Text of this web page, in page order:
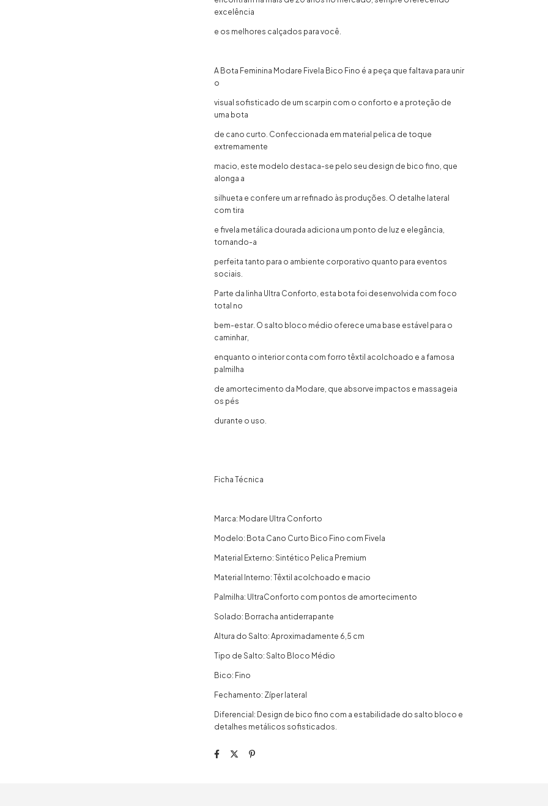
excelência
e os melhores calçados para você.
A Bota Feminina Modare Fivela Bico Fino é a peça que faltava para unir
o
visual sofisticado de um scarpin com o conforto e a proteção de
uma bota
de cano curto. Confeccionada em material pelica de toque
extremamente
macio, este modelo destaca-se pelo seu design de bico fino, que
alonga a
silhueta e confere um ar refinado às produções. O detalhe lateral
com tira
e fivela metálica dourada adiciona um ponto de luz e elegância,
tornando-a
perfeita tanto para o ambiente corporativo quanto para eventos
sociais.
Parte da linha Ultra Conforto, esta bota foi desenvolvida com foco
total no
bem-estar. O salto bloco médio oferece uma base estável para o
caminhar,
enquanto o interior conta com forro têxtil acolchoado e a famosa
palmilha
de amortecimento da Modare, que absorve impactos e massageia
os pés
durante o uso.
Ficha Técnica
Marca: Modare Ultra Conforto
Modelo: Bota Cano Curto Bico Fino com Fivela
Material Externo: Sintético Pelica Premium
Material Interno: Têxtil acolchoado e macio
Palmilha: UltraConforto com pontos de amortecimento
Solado: Borracha antiderrapante
Altura do Salto: Aproximadamente 6,5 cm
Tipo de Salto: Salto Bloco Médio
Bico: Fino
Fechamento: Zíper lateral
Diferencial: Design de bico fino com a estabilidade do salto bloco e
detalhes metálicos sofisticados.